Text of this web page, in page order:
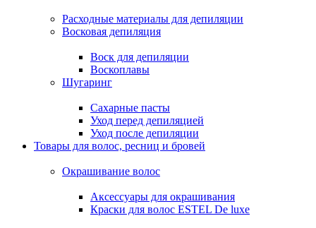
Расходные материалы для депиляции
Восковая депиляция
Воск для депиляции
Воскоплавы
Шугаринг
Сахарные пасты
Уход перед депиляцией
Уход после депиляции
Товары для волос, ресниц и бровей
Окрашивание волос
Аксессуары для окрашивания
Краски для волос ESTEL De luxe